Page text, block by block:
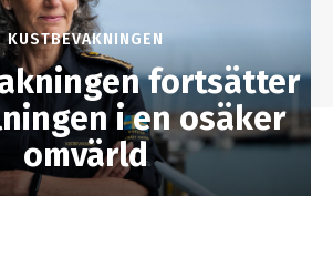
KUSTBEVAKNINGEN
fortsätter
i en osäker
omvärld